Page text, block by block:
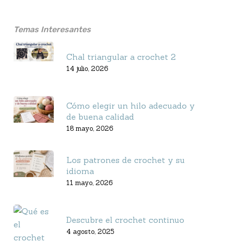
Temas Interesantes
Chal triangular a crochet 2
14 julio, 2026
Cómo elegir un hilo adecuado y
de buena calidad
18 mayo, 2026
Los patrones de crochet y su
idioma
11 mayo, 2026
Descubre el crochet continuo
4 agosto, 2025